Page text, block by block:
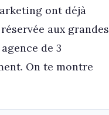
ont déjà
aux grandes
de 3
On te montre